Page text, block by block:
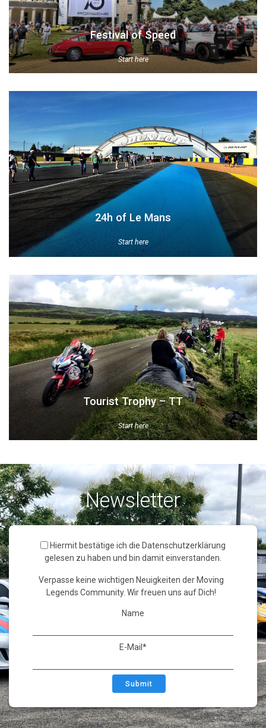
Festival of Speed
Start here
24h of Le Mans
Start here
Tourist Trophy – TT
Start here
Newsletter
Hiermit bestätige ich die Datenschutzerklärung
gelesen zu haben und bin damit einverstanden.
Verpasse keine wichtigen Neuigkeiten der Moving
Legends Community. Wir freuen uns auf Dich!
Name
E-Mail*